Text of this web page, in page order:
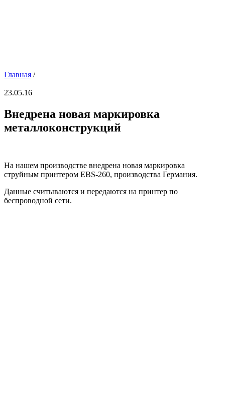
Главная /
23.05.16
Внедрена новая маркировка
металлоконструкций
На нашем производстве внедрена новая маркировка
струйным принтером EBS-260, производства Германия.
Данные считываются и передаются на принтер по
беспроводной сети.